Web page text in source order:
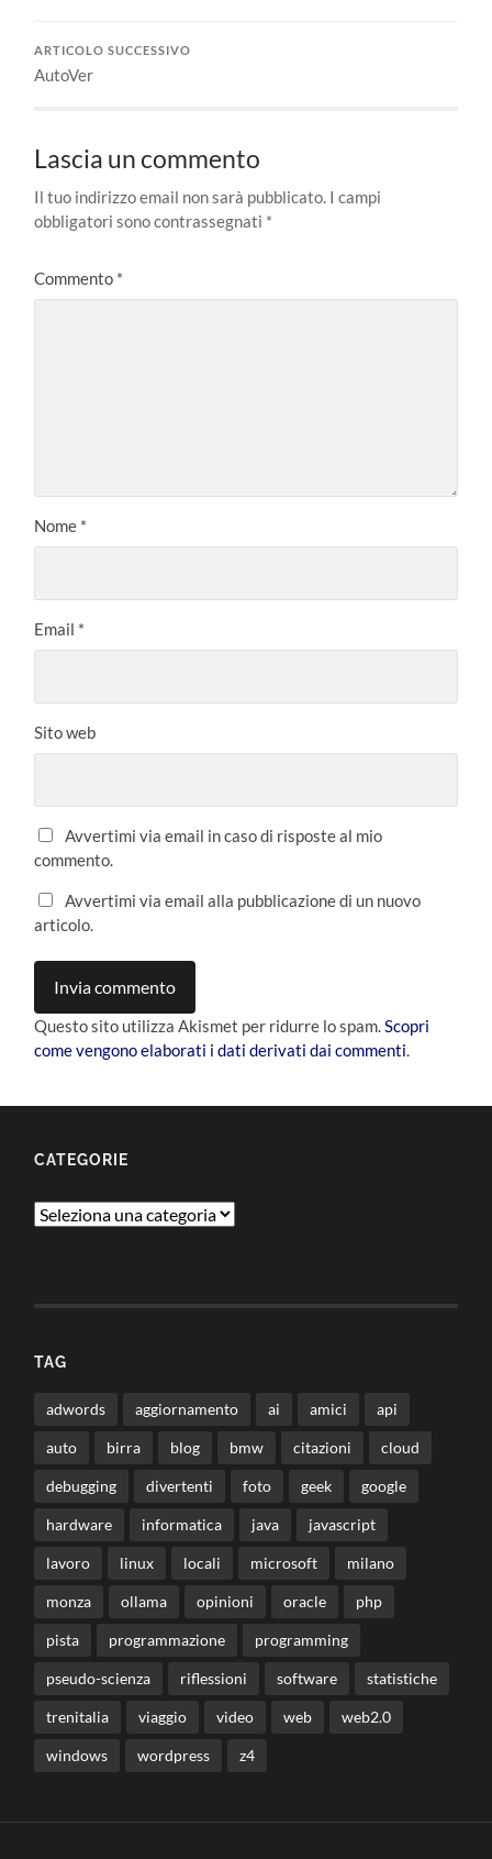
ARTICOLO SUCCESSIVO
AutoVer
Lascia un commento
Il tuo indirizzo email non sarà pubblicato. I campi
obbligatori sono contrassegnati *
Commento *
Nome *
Email *
Sito web
Avvertimi via email in caso di risposte al mio
commento.
Avvertimi via email alla pubblicazione di un nuovo
articolo.
Questo sito utilizza Akismet per ridurre lo spam.Scopri
come vengono elaborati i dati derivati dai commenti.
CATEGORIE
Categorie
TAG
adwords aggiornamento ai amici api
auto birra blog bmw citazioni cloud
debugging divertenti foto geek google
hardware informatica java javascript
lavoro linux locali microsoft milano
monza ollama opinioni oracle php
pista programmazione programming
pseudo-scienza riflessioni software statistiche
trenitalia viaggio video web web2.0
windows wordpress z4